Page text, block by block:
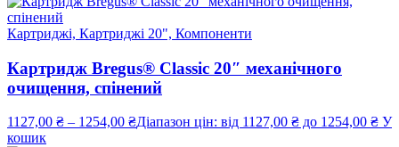
Картриджі, Картриджі 20", Компоненти
Картридж Bregus® Classic 20″ механічного
очищення, спінений
1127,00 ₴ – 1254,00 ₴Діапазон цін: від 1127,00 ₴ до 1254,00 ₴ У
кошик